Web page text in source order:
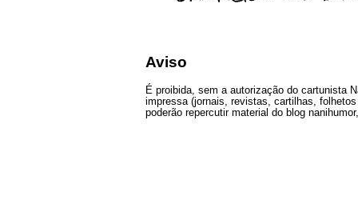
Aviso
É proibida, sem a autorização do cartunista
impressa (jornais, revistas, cartilhas,
poderão repercutir material do blog